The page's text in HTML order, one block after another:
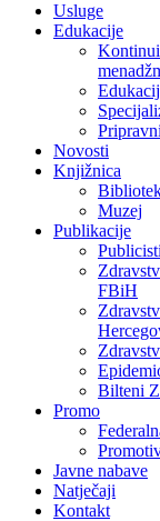
Usluge
Edukacije
Novosti
Knjižnica
Muzej
Publikacije
FBiH
Bilteni
Promo
Javne nabave
Natječaji
Kontakt